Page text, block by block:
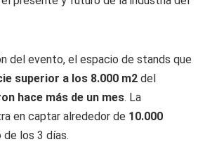
del evento, el espacio de stands que
superior a los 8.000 m2 del
hace más de un mes. La
en captar alrededor de 10.000
de los 3 días.